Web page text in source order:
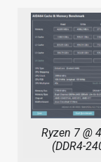
Ryzen 7 @
(DDR4-